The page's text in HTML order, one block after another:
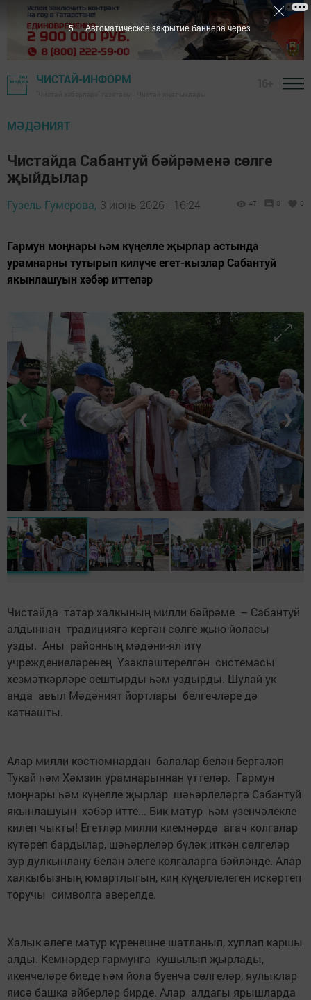
ЧИСТАЙ-ИНФОРМ
МӘДӘНИЯТ
Чистайда Сабантуй бәйрәменә сөлге
җыйдылар
Гузель Гумерова, 3 июнь 2026 - 16:24 47 0 0
Гармун моңнары һәм күңелле җырлар астында
урамнарны тутырып килүче егет-кызлар Сабантуй
якынлашуын хәбәр иттеләр
❮ ❯
Чистайда татар халкының милли бәйрәме – Сабантуй
алдыннан традициягә кергән сөлге җыю йоласы
узды. Аны районның мәдәни-ял итү
учреждениеләренең Үзәкләштерелгән системасы
хезмәткәрләре оештырды һәм уздырды. Шулай ук
анда авыл Мәдәният йортлары белгечләре дә
катнашты.
Алар милли костюмнардан балалар белән бергәләп
Тукай һәм Хәмзин урамнарыннан үттеләр. Гармун
моңнары һәм күңелле җырлар шәһәрлеләргә Сабантуй
якынлашуын хәбәр итте... Бик матур һәм үзенчәлекле
килеп чыкты! Егетләр милли киемнәрдә агач колгалар
күтәреп бардылар, шәһәрлеләр бүләк иткән сөлгеләр
зур дулкынлану белән әлеге колгаларга бәйләнде. Алар
халкыбызның юмартлыгын, киң күңеллелеген искәртеп
торучы символга әверелде.
Халык әлеге матур күренешне шатланып, хуплап каршы
алды. Кемнәрдер гармунга кушылып җырлады,
икенчеләре биеде һәм йола буенча сөлгеләр, яулыклар
яисә башка әйберләр бирде. Алар алдагы ярышларда
4 Автоматическое закрытие баннера через